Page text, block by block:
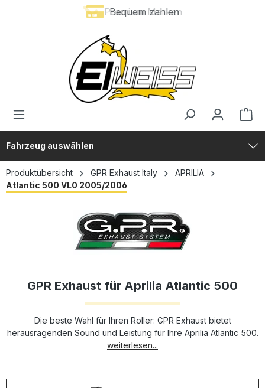
Premium Marken
Bequem zahlen
Fahrzeug auswählen
Produktübersicht GPR Exhaust Italy
APRILIA
Atlantic 500 VL0 2005/2006
GPR Exhaust für Aprilia Atlantic 500
Die beste Wahl für Ihren Roller: GPR Exhaust bietet
herausragenden Sound und Leistung für Ihre Aprilia Atlantic 500.
weiterlesen...